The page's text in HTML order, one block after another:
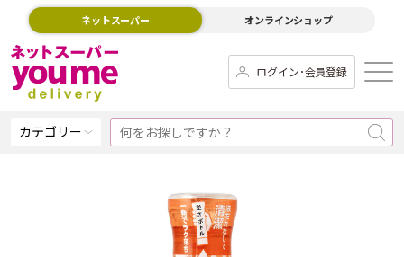
ネットスーパー オンラインショップ
ログイン･会員登録
カテゴリー